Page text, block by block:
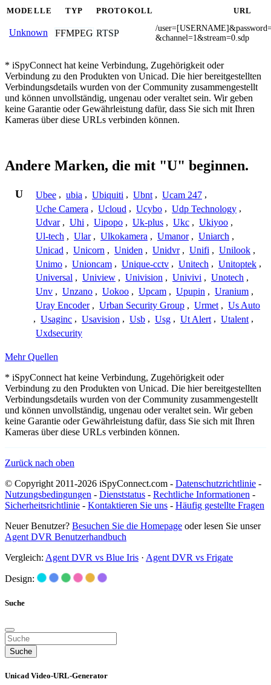
MODELLE TYP PROTOKOLL URL
Unknown FFMPEG RTSP
/
&channel=1&stream=0.sdp
* iSpyConnect hat keine Verbindung, Zugehörigkeit oder
Verbindung zu den Produkten von Unicad. Die hier bereitgestellten
Verbindungsdetails wurden von der Community zusammengestellt
und können unvollständig, ungenau oder veraltet sein. Wir geben
keine Garantie oder Gewährleistung dafür, dass Sie sich mit Ihren
Kameras über diese URLs verbinden können.
Andere Marken, die mit "U" beginnen.
U Ubee , ubia , Ubiquiti , Ubnt , Ucam 247 ,
Uche Camera , Ucloud , Ucybo , Udp Technology ,
Udvar , Uhi , Uipopo , Uk-plus , Ukc , Ukiyoo ,
Ul-tech , Ular , Ulkokamera , Umanor , Uniarch ,
Unicad , Unicorn , Uniden , Unidvr , Unifi , Unilook ,
Unimo , Unioncam , Unique-cctv , Unitech , Unitoptek ,
Universal , Uniview , Univision , Univivi , Unotech ,
Unv , Unzano , Uokoo , Upcam , Upupin , Uranium ,
Uray Encoder , Urban Security Group , Urmet , Us Auto
, Usaginc , Usavision , Usb , Usg , Ut Alert , Utalent ,
Uxdsecurity
Mehr Quellen
* iSpyConnect hat keine Verbindung, Zugehörigkeit oder
Verbindung zu den Produkten von Unicad. Die hier bereitgestellten
Verbindungsdetails wurden von der Community zusammengestellt
und können unvollständig, ungenau oder veraltet sein. Wir geben
keine Garantie oder Gewährleistung dafür, dass Sie sich mit Ihren
Kameras über diese URLs verbinden können.
Zurück nach oben
© Copyright 2011-2026 iSpyConnect.com - Datenschutzrichtlinie -
Nutzungsbedingungen - Dienststatus - Rechtliche Informationen -
Sicherheitsrichtlinie - Kontaktieren Sie uns - Häufig gestellte Fragen
Neuer Benutzer? Besuchen Sie die Homepage oder lesen Sie unser
Agent DVR Benutzerhandbuch
Vergleich: Agent DVR vs Blue Iris · Agent DVR vs Frigate
Design:
Suche
Suche
Unicad Video-URL-Generator